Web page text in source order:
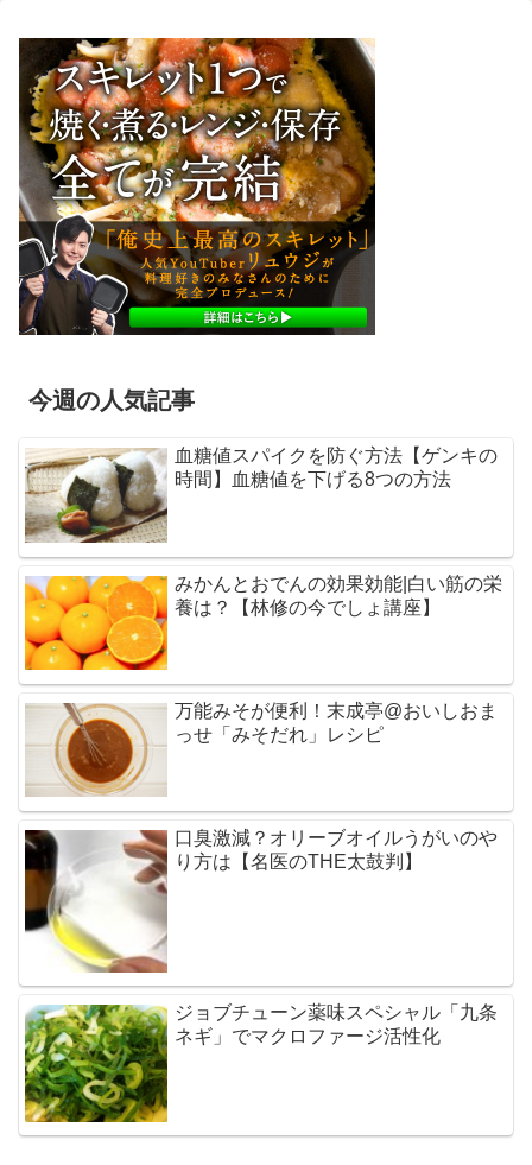
今週の人気記事
血糖値スパイクを防ぐ方法【ゲンキの
時間】血糖値を下げる8つの方法
みかんとおでんの効果効能|白い筋の栄
養は？【林修の今でしょ講座】
万能みそが便利！末成亭@おいしおま
っせ「みそだれ」レシピ
口臭激減？オリーブオイルうがいのや
り方は【名医のTHE太鼓判】
ジョブチューン薬味スペシャル「九条
ネギ」でマクロファージ活性化